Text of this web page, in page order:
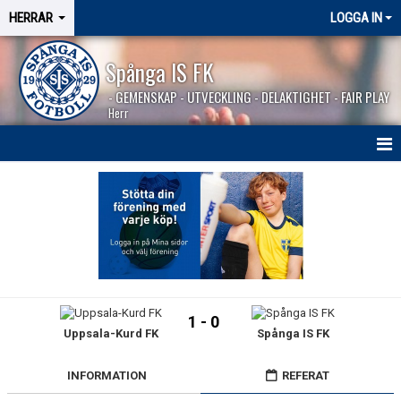
HERRAR LOGGA IN
Spånga IS FK
- GEMENSKAP - UTVECKLING - DELAKTIGHET - FAIR PLAY
Herr
BILDGALLERI
Uppsala-Kurd FK
1 - 0
Spånga IS FK
INFORMATION REFERAT